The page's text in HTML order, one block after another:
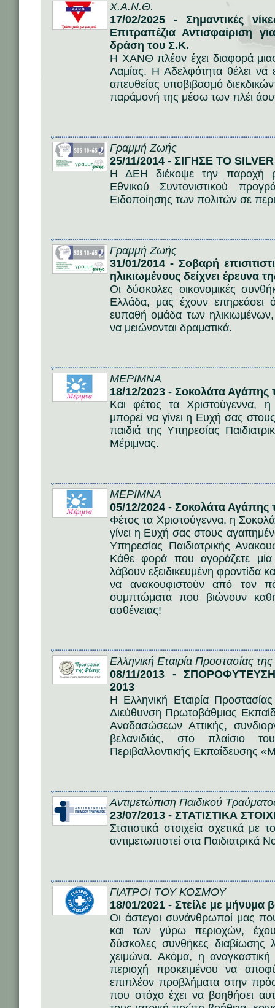
Χ.Α.Ν.Θ.
17/02/2025 - Σημαντικές
Επιτραπέζια Αντισφαίριση
δράση του Σ.Κ.
Η ΧΑΝΘ πλέον έχει διαφορά
Λαμίας. Η Αδελφότητα θέλει να
απευθείας υποβιβασμό
παράμονή της μέσω των πλέι
Γραμμή Ζωής
25/11/2014 - ΣΙΓΗΣΕ ΤΟ
Η ΔΕΗ διέκοψε την παροχή
Εθνικού Συντονιστικού
Ειδοποίησης των πολιτών σε
Γραμμή Ζωής
31/01/2014 - Σοβαρή
ηλικιωμένους δείχνει
Οι δύσκολες οικονομικές
Ελλάδα, μας έχουν επηρεάσει
ευπαθή ομάδα των ηλικιωμένων,
να μειώνονται δραματικά.
ΜΕΡΙΜΝΑ
18/12/2023 - Σοκολάτα Αγάπης
Kαι φέτος τα Χριστούγεννα,
μπορεί να γίνει η Ευχή σας
παιδιά της Υπηρεσίας
Μέριμνας.
ΜΕΡΙΜΝΑ
05/12/2024 - Σοκολάτα Αγάπης
Φέτος τα Χριστούγεννα, η
γίνει η Ευχή σας στους
Υπηρεσίας Παιδιατρικής
Κάθε φορά που αγοράζετε
λάβουν εξειδικευμένη φροντίδα
να ανακουφιστούν από τον
συμπτώματα που βιώνουν
ασθένειας!
Ελληνική Εταιρία Προστασίας
08/11/2013 -
2013
Η Ελληνική Εταιρία
Διεύθυνση Πρωτοβάθμιας
Αναδασώσεων Αττικής,
βελανιδιάς, στο πλαίσιο
Περιβαλλοντικής Εκπαίδευσης
Αντιμετώπιση Παιδικού
23/07/2013 - ΣΤΑΤΙΣΤΙΚΑ
Στατιστικά στοιχεία σχετικά
αντιμετωπιστεί στα Παιδιατρικά
ΓΙΑΤΡΟΙ ΤΟΥ ΚΟΣΜΟΥ
18/01/2021 - Στείλε με μήνυμα
Οι άστεγοι συνάνθρωποί μας
και των γύρω περιοχών,
δύσκολες συνθήκες διαβίωσης
χειμώνα. Ακόμα, η
περιοχή προκειμένου να
επιπλέον προβλήματα στην
που στόχο έχει να βοηθήσει